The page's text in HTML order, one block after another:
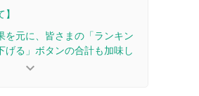
を元に、皆さまの「ランキン
げる」ボタンの合計も加味し
keyboard_arrow_down